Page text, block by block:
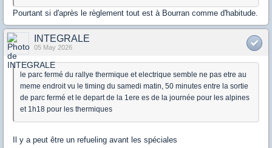
Pourtant si d'après le règlement tout est à Bourran comme d'habitude.
INTEGRALE
05 May 2026
le parc fermé du rallye thermique et electrique semble ne pas etre au
meme endroit vu le timing du samedi matin, 50 minutes entre la sortie
de parc fermé et le depart de la 1ere es de la journée pour les alpines
et 1h18 pour les thermiques
Il y a peut être un refueling avant les spéciales